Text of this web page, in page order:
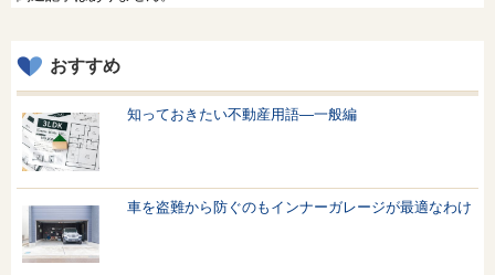
おすすめ
知っておきたい不動産用語—一般編
車を盗難から防ぐのもインナーガレージが最適なわけ